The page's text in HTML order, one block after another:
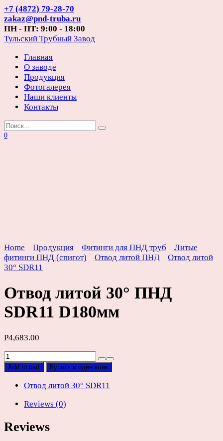
Перейти
к
содержанию
+7 (4872) 79-28-70
zakaz@pnd-truba.ru
ПН - ПТ: 9:00 - 18:00
Тульский Трубный Завод
Главная
О заводе
Продукция
Фотогалерея
Наши клиенты
Контакты
Search
for:
0
Home Продукция Фитинги для ПНД труб
Литые
фитинги ПНД (спигот)
Отвод литой ПНД
Отвод литой
30° SDR11
Отвод литой 30° ПНД
SDR11 D180мм
Р4,683.00
Отвод
литой
ПНД
D180мм
Add to cart Купить в один клик
Отвод литой 30° SDR11
Reviews (0)
Reviews